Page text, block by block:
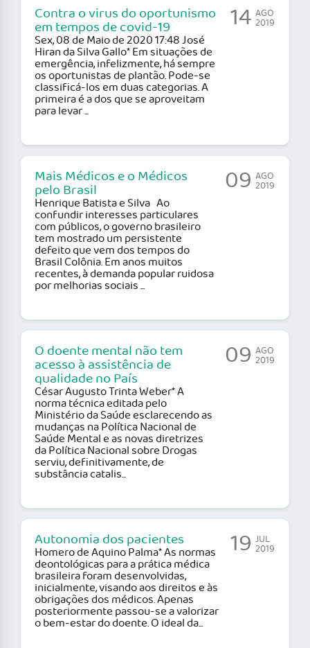
Contra o virus do oportunismo
em tempos de covid-19
Sex, 08 de Maio de 2020 17:48 José
Hiran da Silva Gallo* Em situações de
emergência, infelizmente, há sempre
os oportunistas de plantão. Pode-se
classificá-los em duas categorias. A
primeira é a dos que se aproveitam
para levar ...
14 AGO
2019
Mais Médicos e o Médicos
pelo Brasil
Henrique Batista e Silva Ao
confundir interesses particulares
com públicos, o governo brasileiro
tem mostrado um persistente
defeito que vem dos tempos do
Brasil Colônia. Em anos muitos
recentes, à demanda popular ruidosa
por melhorias sociais ...
09 AGO
2019
O doente mental não tem
acesso à assistência de
qualidade no País
César Augusto Trinta Weber* A
norma técnica editada pelo
Ministério da Saúde esclarecendo as
mudanças na Política Nacional de
Saúde Mental e as novas diretrizes
da Política Nacional sobre Drogas
serviu, definitivamente, de
substância catalis...
09 AGO
2019
Autonomia dos pacientes
Homero de Aquino Palma* As normas
deontológicas para a prática médica
brasileira foram desenvolvidas,
inicialmente, visando aos direitos e às
obrigações dos médicos. Apenas
posteriormente passou-se a valorizar
o bem-estar do doente. O ideal da...
19 JUL
2019